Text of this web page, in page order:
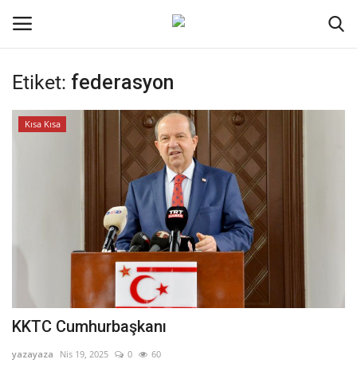
Oturum aç Kayıt ol
Kripto Para
Etiket: federasyon
Kısa Kısa
KKTC Cumhurbaşkanı
yazayaza Nis 19, 2025 0 60